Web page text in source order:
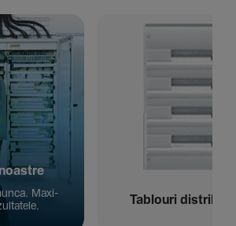
Maxi­
Tablouri